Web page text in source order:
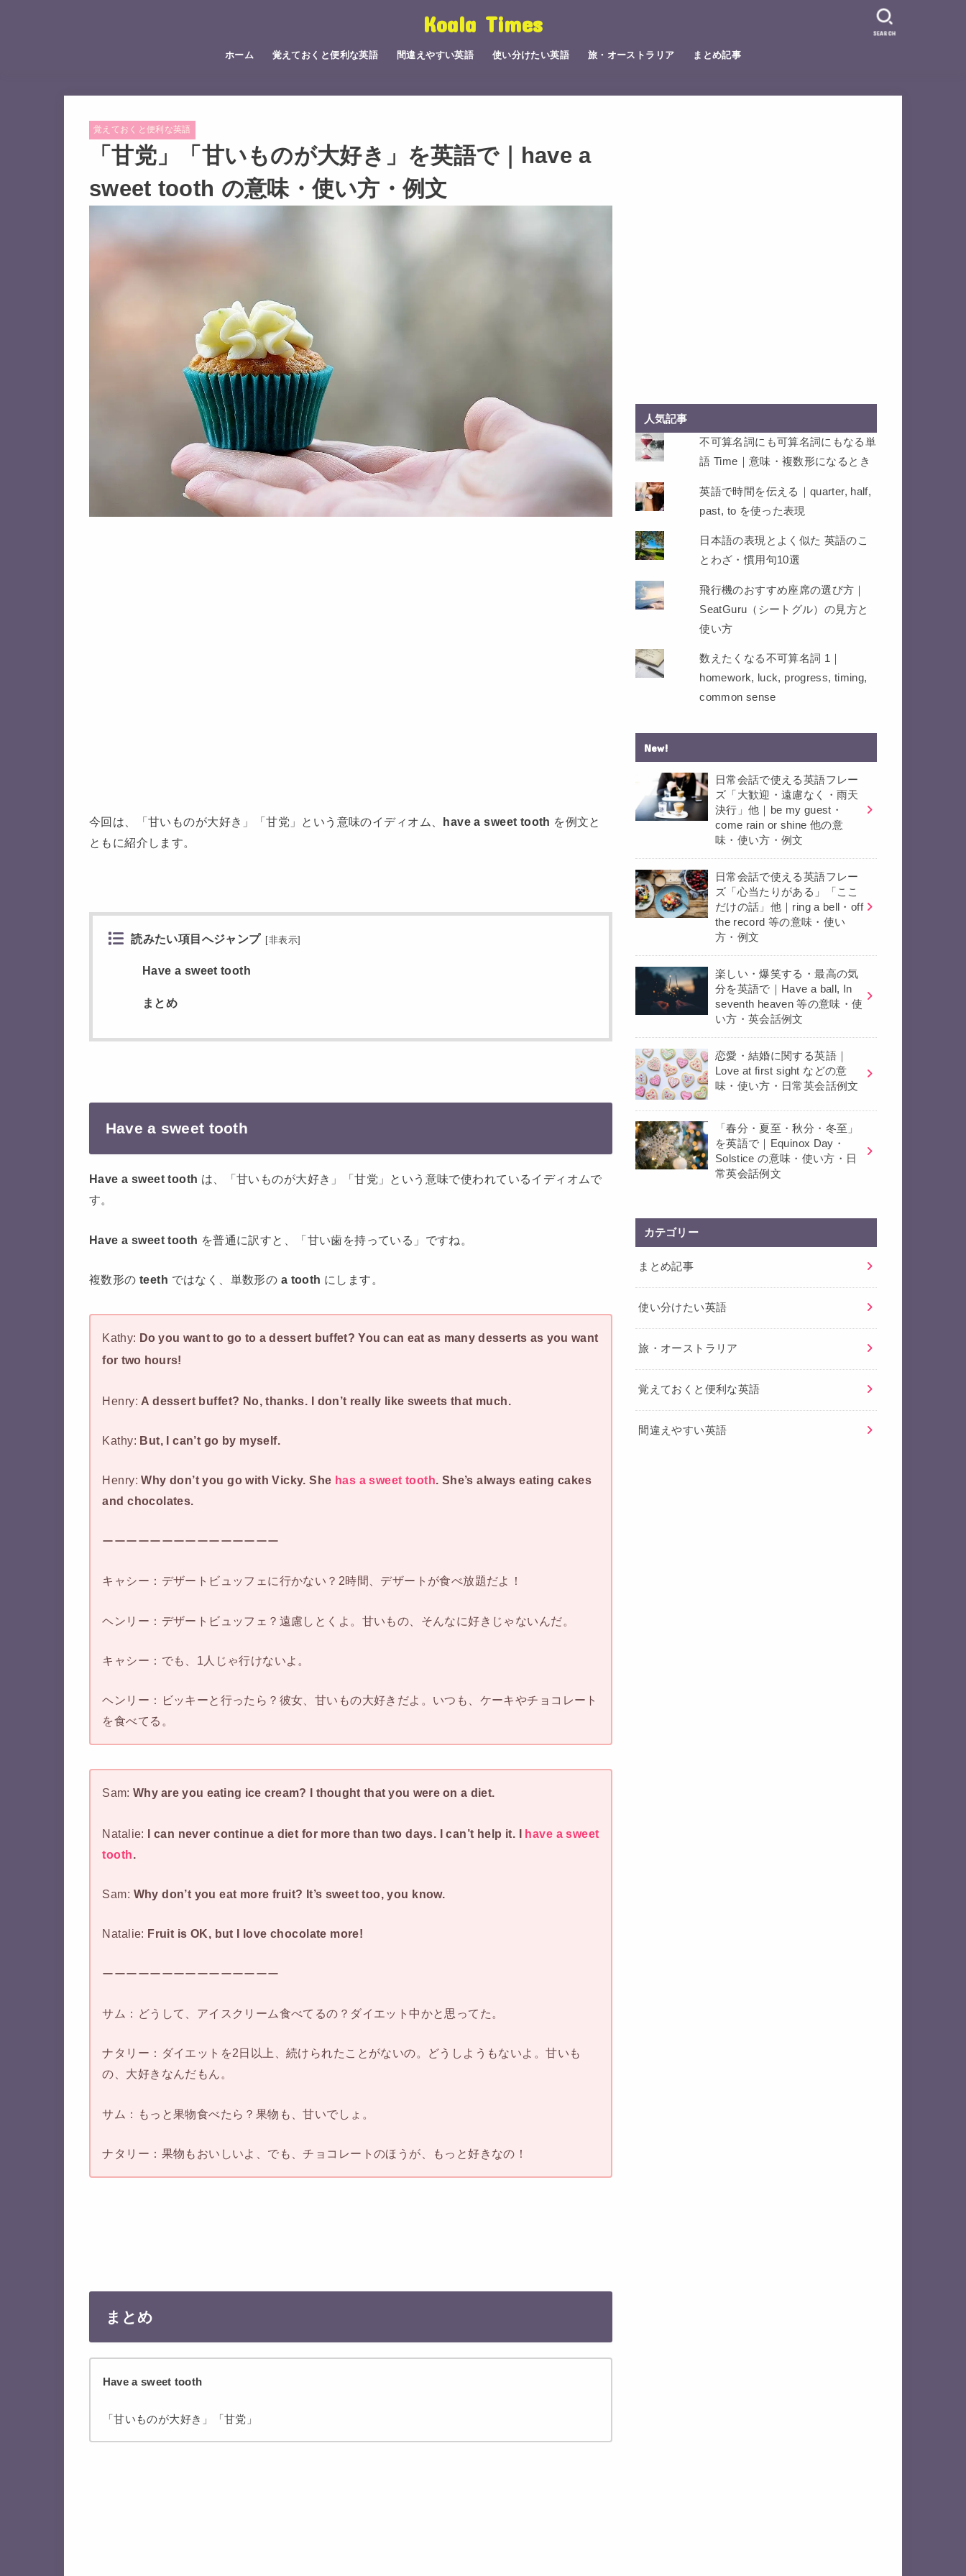
Koala Times
ホーム 覚えておくと便利な英語 間違えやすい英語 使い分けたい英語 旅・オーストラリア まとめ記事
SEARCH
覚えておくと便利な英語
「甘党」「甘いものが大好き」を英語で｜have a
sweet tooth の意味・使い方・例文
今回は、 「甘いものが大好き」「甘党」という意味のイディオム、 have a sweet tooth を例文と
ともに紹介します。
読みたい項目へジャンプ [非表示]
Have a sweet tooth
まとめ
Have a sweet tooth
Have a sweet tooth は、「甘いものが大好き」「甘党」という意味で使われているイディオムで
す。
Have a sweet tooth を普通に訳すと、「甘い歯を持っている」ですね。
複数形のteeth ではなく、単数形の a tooth にします。
Kathy: Do you want to go to a dessert buffet? You can eat as many desserts as you want
for two hours!
Henry: A dessert buffet? No, thanks. I don’t really like sweets that much.
Kathy: But, I can’t go by myself.
Henry:Why don’t you go with Vicky. She has a sweet tooth. She’s always eating cakes
and chocolates.
ーーーーーーーーーーーーーーー
キャシー：デザートビュッフェに行かない？2時間、デザートが食べ放題だよ！
ヘンリー：デザートビュッフェ？遠慮しとくよ。甘いもの、そんなに好きじゃないんだ。
キャシー：でも、1人じゃ行けないよ。
ヘンリー：ビッキーと行ったら？彼女、甘いもの大好きだよ。いつも、ケーキやチョコレート
を食べてる。
Sam: Why are you eating ice cream? I thought that you were on a diet.
Natalie: I can never continue a diet for more than two days. I can’t help it. I have a sweet
tooth
Sam: Why don’t you eat more fruit? It’s sweet too, you know.
Natalie: Fruit is OK, but I love chocolate more!
ーーーーーーーーーーーーーーー
サム：どうして、アイスクリーム食べてるの？ダイエット中かと思ってた。
ナタリー：ダイエットを2日以上、続けられたことがないの。どうしようもないよ。甘いも
の、大好きなんだもん。
サム：もっと果物食べたら？果物も、甘いでしょ。
ナタリー：果物もおいしいよ、でも、チョコレートのほうが、もっと好きなの！
まとめ
Have a sweet tooth
「甘いものが大好き」「甘党」
人気記事
不可算名詞にも可算名詞にもなる単
語 Time｜意味・複数形になるとき
英語で時間を伝える｜quarter, half,
past, to を使った表現
日本語の表現とよく似た 英語のこ
とわざ・慣用句10選
飛行機のおすすめ座席の選び方｜
SeatGuru（シートグル）の見方と
使い方
数えたくなる不可算名詞 1｜
homework, luck, progress, timing,
common sense
New!
日常会話で使える英語フレー
ズ「大歓迎・遠慮なく・雨天
決行」他｜be my guest・
come rain or shine 他の意
味・使い方・例文
日常会話で使える英語フレー
ズ「心当たりがある」「ここ
だけの話」他｜ring a bell・off
the record 等の意味・使い
方・例文
楽しい・爆笑する・最高の気
分を英語で｜Have a ball, In
seventh heaven 等の意味・使
い方・英会話例文
恋愛・結婚に関する英語｜
Love at first sight などの意
味・使い方・日常英会話例文
「春分・夏至・秋分・冬至」
を英語で｜Equinox Day・
Solstice の意味・使い方・日
常英会話例文
カテゴリー
まとめ記事
使い分けたい英語
旅・オーストラリア
覚えておくと便利な英語
間違えやすい英語